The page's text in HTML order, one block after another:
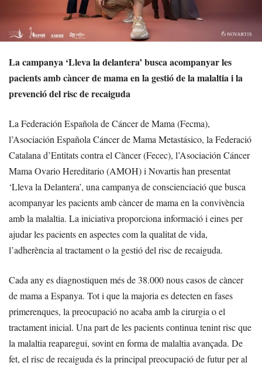
La campanya ‘Lleva la delantera’ busca acompanyar les
pacients amb càncer de mama en la gestió de la malaltia i la
prevenció del risc de recaiguda
La Federación Española de Cáncer de Mama (Fecma),
l’Asociación Española Cáncer de Mama Metastásico, la Federació
Catalana d’Entitats contra el Càncer (Fecec), l’Asociación Cáncer
Mama Ovario Hereditario (AMOH) i Novartis han presentat
‘Lleva la Delantera’, una campanya de conscienciació que busca
acompanyar les pacients amb càncer de mama en la convivència
amb la malaltia. La iniciativa proporciona informació i eines per
ajudar les pacients en aspectes com la qualitat de vida,
l’adherència al tractament o la gestió del risc de recaiguda.
Cada any es diagnostiquen més de 38.000 nous casos de càncer
de mama a Espanya. Tot i que la majoria es detecten en fases
primerenques, la preocupació no acaba amb la cirurgia o el
tractament inicial. Una part de les pacients continua tenint risc que
la malaltia reaparegui, sovint en forma de malaltia avançada. De
fet, el risc de recaiguda és la principal preocupació de futur per al